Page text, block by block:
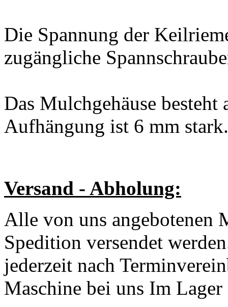
Die Spannung der
zugängliche
Das Mulchgehäuse
Aufhängung ist 6 mm stark.
Versand - Abholung:
Alle von uns angebotenen
Spedition versendet
jederzeit nach
Maschine bei uns Im Lager